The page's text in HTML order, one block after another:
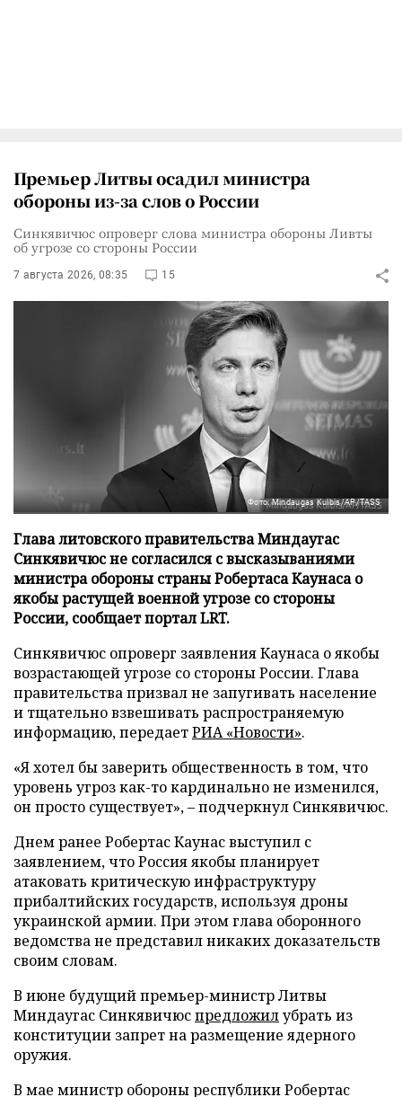
Премьер Литвы осадил министра
обороны из-за слов о России
Синкявичюс опроверг слова министра обороны Ливты
об угрозе со стороны России
7 августа 2026, 08:35 15
Фото: Mindaugas Kulbis/AP/TASS
Глава литовского правительства Миндаугас
Синкявичюс не согласился с высказываниями
министра обороны страны Робертаса Каунаса о
якобы растущей военной угрозе со стороны
России, сообщает портал LRT.
Синкявичюс опроверг заявления Каунаса о якобы
возрастающей угрозе со стороны России. Глава
правительства призвал не запугивать население
и тщательно взвешивать распространяемую
информацию, передаетРИА «Новости».
«Я хотел бы заверить общественность в том, что
уровень угроз как-то кардинально не изменился,
он просто существует», – подчеркнул Синкявичюс.
Днем ранее Робертас Каунас выступил с
заявлением, что Россия якобы планирует
атаковать критическую инфраструктуру
прибалтийских государств, используя дроны
украинской армии. При этом глава оборонного
ведомства не представил никаких доказательств
своим словам.
В июне будущий премьер-министр Литвы
Миндаугас Синкявичюспредложилубрать из
конституции запрет на размещение ядерного
оружия.
В мае министр обороны республики Робертас